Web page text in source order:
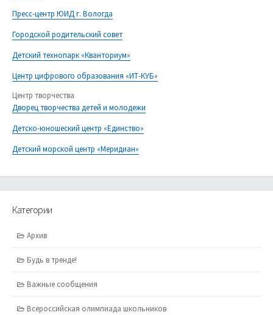
Пресс-центр ЮИД г. Вологда
Городской родительский совет
Детский технопарк «Кванториум»
Центр цифрового образования «ИТ-КУБ»
Центр творчества
Дворец творчества детей и молодежи
Детско-юношеский центр «Единство»
Детский морской центр «Меридиан»
Категории
Архив
Будь в тренде!
Важные сообщения
Всероссийская олимпиада школьников